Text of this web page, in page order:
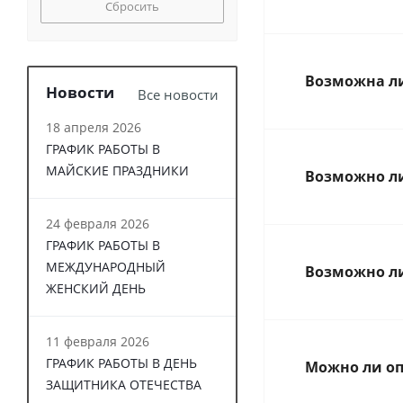
Возможна
Возможно
Возможно
Можно ли
Сбросить
Новости Все новости
18 апреля 2026
ГРАФИК РАБОТЫ В
МАЙСКИЕ ПРАЗДНИКИ
24 февраля 2026
ГРАФИК РАБОТЫ В
МЕЖДУНАРОДНЫЙ
ЖЕНСКИЙ ДЕНЬ
11 февраля 2026
ГРАФИК РАБОТЫ В ДЕНЬ
ЗАЩИТНИКА ОТЕЧЕСТВА